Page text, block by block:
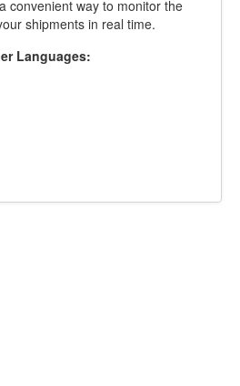
convenient way to monitor the
shipments in real time.
Languages: